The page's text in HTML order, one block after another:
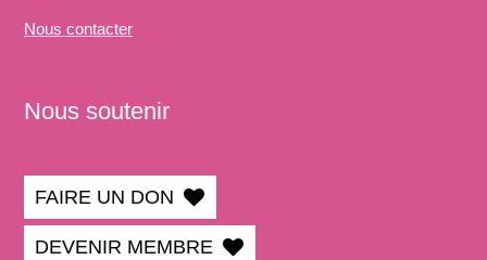
Nous contacter
Nous soutenir
FAIRE UN DON
DEVENIR MEMBRE